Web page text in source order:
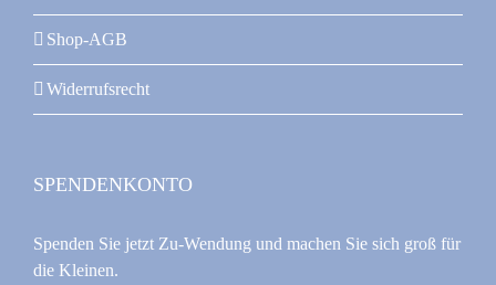
Shop-AGB
Widerrufsrecht
SPENDENKONTO
Spenden Sie jetzt Zu-Wendung und machen Sie sich groß für
die Kleinen.